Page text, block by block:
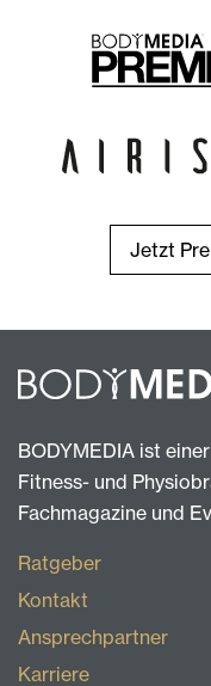
Jetzt
BODYMEDIA ist
Fitness- und
Fachmagazine und
Ratgeber
Kontakt
Ansprechpartner
Karriere